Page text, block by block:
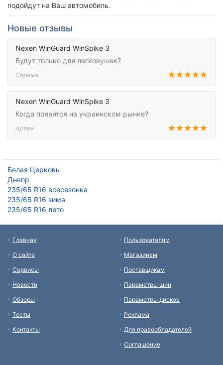
подойдут на Ваш автомобиль.
Новые отзывы
Nexen WinGuard WinSpike 3
Будут только для легковушек?
Сережа
Nexen WinGuard WinSpike 3
Когда появятся на украинском рынке?
Артем
Белая Церковь
Днепр
235/65 R16 всесезонка
235/65 R16 зима
235/65 R16 лето
Главная
О сайте
Сервисы
Новости
Обзоры
Тесты
Контакты
Пользователям
Магазинам
Поставщикам
Параметры шин
Параметры дисков
Реклама
Для правообладателей
Соглашение